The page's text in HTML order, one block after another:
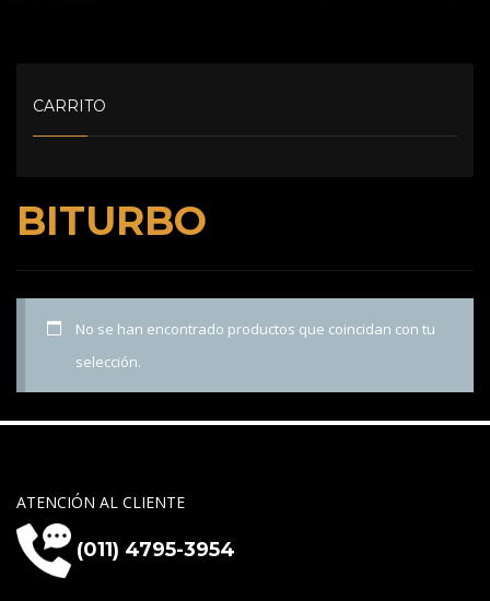
BITURBO
No se han encontrado productos que coincidan con tu
selección.
CARRITO
ATENCIÓN AL CLIENTE
(011) 4795-3954